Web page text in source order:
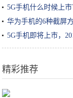
5G手机什么时候上
华为手机的6种截屏
5G手机即将上市，
精彩推荐